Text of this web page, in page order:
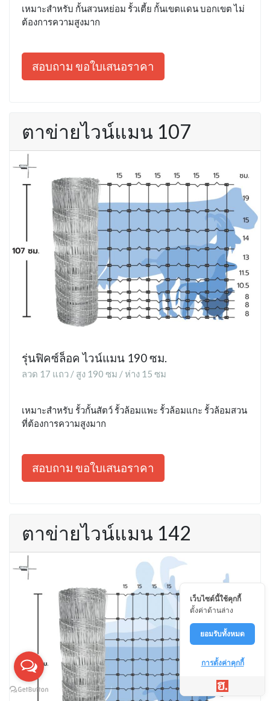
เหมาะสำหรับ กั้นสวนหย่อม รั้วเตี้ย กั้นเขตแดน บอกเขต ไม่
ต้องการความสูงมาก
สอบถาม ขอใบเสนอราคา
ตาข่ายไวน์แมน 107
รุ่นฟิคซ์ล็อค ไวน์แมน 190 ซม.
ลวด 17 แถว / สูง 190 ซม / ห่าง 15 ซม
เหมาะสำหรับ รั้วกั้นสัตว์ รั้วล้อมแพะ รั้วล้อมแกะ รั้วล้อมสวน
ที่ต้องการความสูงมาก
สอบถาม ขอใบเสนอราคา
ตาข่ายไวน์แมน 142
เว็บไซต์นี้ใช้คุกกี้
ตั้งค่าด้านล่าง
ยอมรับทั้งหมด
การตั้งค่าคุกกี้